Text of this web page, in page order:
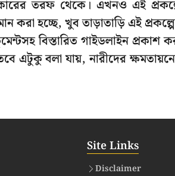
তরফ থেকে। এখনও এই
হচ্ছে, খুব তাড়াতাড়ি এই
বিস্তারিত গাইডলাইন প্রকাশ
এটুকু বলা যায়, নারীদের
Site Links
Disclaimer